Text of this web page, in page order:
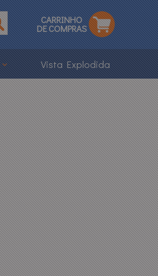
CARRINHO
DE COMPRAS
Vista Explodida